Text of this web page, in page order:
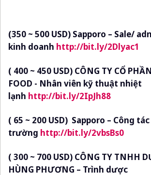
(350 ~ 500 USD) Sapporo – Sale/
kinh doanh http://bit.ly/2Dlyac1
( 400 ~ 450 USD) CÔNG TY CỔ
FOOD - Nhân viên kỹ thuật nhiệt
lạnh http://bit.ly/2IpJh88
( 65 ~ 200 USD) Sapporo – Công
trường http://bit.ly/2vbsBs0
( 300 ~ 700 USD) CÔNG TY TNHH
HÙNG PHƯƠNG – Trình dược